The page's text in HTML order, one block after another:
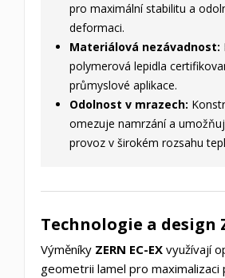
pro maximální stabilitu a
deformaci.
Materiálová nezávadnost:
polymerová lepidla
průmyslové aplikace.
Odolnost v mrazech:
omezuje namrzání a
provoz v širokém rozsahu
Technologie a design
Výměníky ZERN EC-EX využívají
geometrii lamel pro maximalizaci